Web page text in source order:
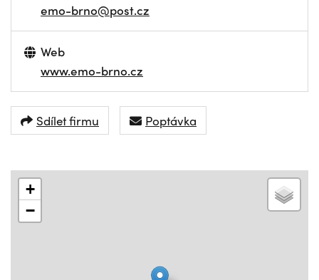
emo-brno@post.cz
Web
www.emo-brno.cz
Sdílet firmu Poptávka
+
−